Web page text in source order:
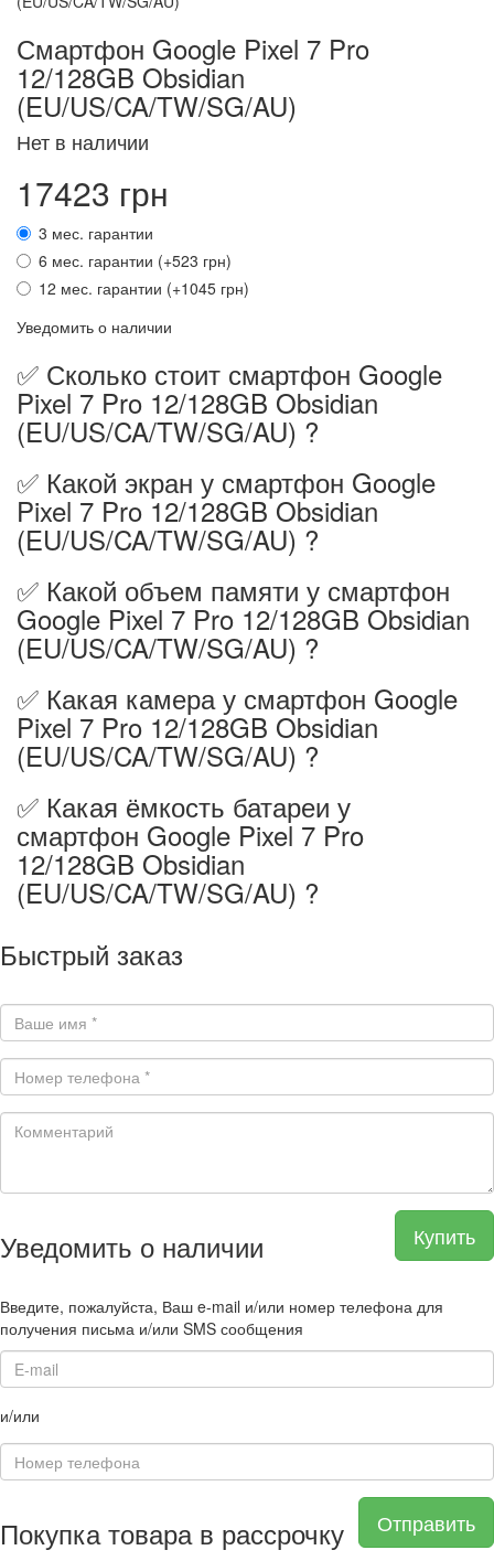
Смартфон Google Pixel 7 Pro
12/128GB Obsidian
(EU/US/CA/TW/SG/AU)
Нет в наличии
17423 грн
3 мес. гарантии
6 мес. гарантии (+523 грн)
12 мес. гарантии (+1045 грн)
Уведомить о наличии
✅ Сколько стоит смартфон Google
Pixel 7 Pro 12/128GB Obsidian
(EU/US/CA/TW/SG/AU) ?
✅ Какой экран у смартфон Google
Pixel 7 Pro 12/128GB Obsidian
(EU/US/CA/TW/SG/AU) ?
✅ Какой объем памяти у смартфон
Google Pixel 7 Pro 12/128GB Obsidian
(EU/US/CA/TW/SG/AU) ?
✅ Какая камера у смартфон Google
Pixel 7 Pro 12/128GB Obsidian
(EU/US/CA/TW/SG/AU) ?
✅ Какая ёмкость батареи у
смартфон Google Pixel 7 Pro
12/128GB Obsidian
(EU/US/CA/TW/SG/AU) ?
Быстрый заказ
Купить
Уведомить о наличии
Введите, пожалуйста, Ваш e-mail и/или номер телефона для
получения письма и/или SMS сообщения
и/или
Отправить
Покупка товара в рассрочку